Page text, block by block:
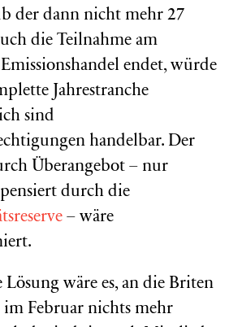
der dann nicht mehr 27
die Teilnahme am
endet, würde
Jahrestranche
sind
handelbar. Der
Überangebot – nur
durch die
– wäre
Lösung wäre es, an die Briten
im Februar nichts mehr